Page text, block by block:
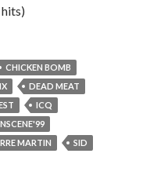
CHICKEN BOMB
DEAD MEAT
ICQ
MARTIN
SID